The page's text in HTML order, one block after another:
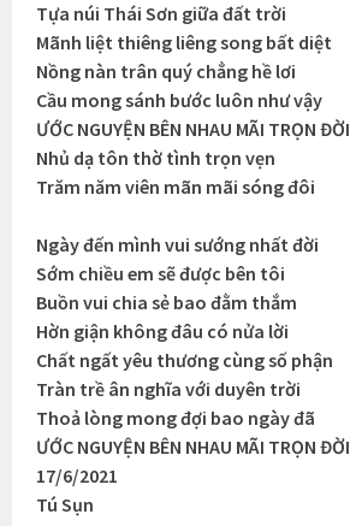
Tựa núi Thái Sơn giữa đất trời
Mãnh liệt thiêng liêng song bất diệt
Nồng nàn trân quý chẳng hề lơi
Cầu mong sánh bước luôn như vậy
ƯỚC NGUYỆN BÊN NHAU MÃI TRỌN ĐỜI
Nhủ dạ tôn thờ tình trọn vẹn
Trăm năm viên mãn mãi sóng đôi
Ngày đến mình vui sướng nhất đời
Sớm chiều em sẽ được bên tôi
Buồn vui chia sẻ bao đằm thắm
Hờn giận không đâu có nửa lời
Chất ngất yêu thương cùng số phận
Tràn trề ân nghĩa với duyên trời
Thoả lòng mong đợi bao ngày đã
ƯỚC NGUYỆN BÊN NHAU MÃI TRỌN ĐỜI
17/6/2021
Tú Sụn